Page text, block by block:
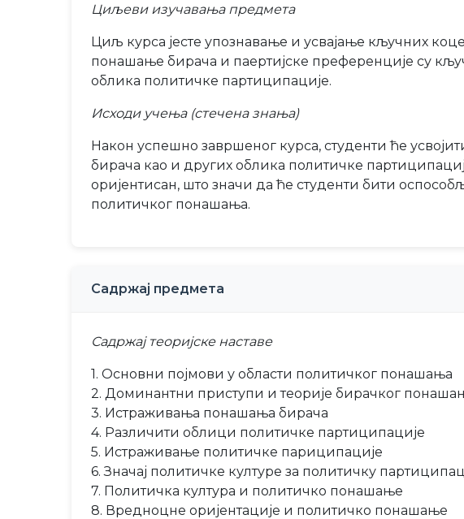
Циљеви изучавања предмета
Циљ курса јесте упознавање и усвајање кључних
понашање бирача и паертијске преференције су
облика политичке партиципације.
Исходи учења (стечена знања)
Након успешно завршеног курса, студенти ће
бирача као и других облика политичке
оријентисан, што значи да ће студенти бити
политичког понашања.
Садржај предмета
Садржај теоријске наставе
1. Основни појмови у области политичког понашања
2. Доминантни приступи и теорије бирачког
3. Истраживања понашања бирача
4. Различити облици политичке партиципације
5. Истраживање политичке париципације
6. Значај политичке културе за политичку
7. Политичка култура и политичко понашање
8. Вредноцне оријентације и политичко понашање